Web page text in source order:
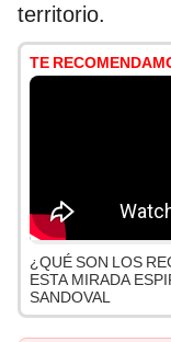
territorio.
TE
¿QUÉ SON LOS
ESTA MIRADA
SANDOVAL